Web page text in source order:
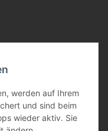
werden auf Ihrem
und sind beim
wieder aktiv. Sie